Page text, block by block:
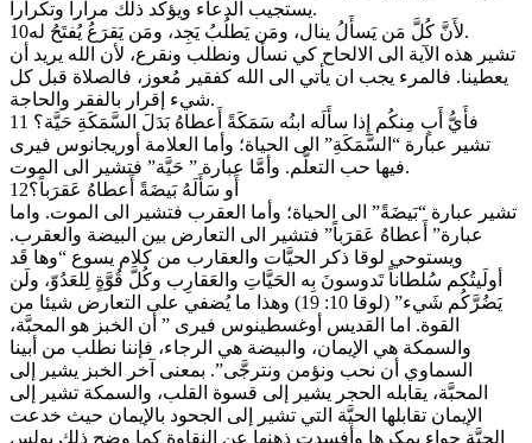
يستجيب الدعاء ويؤكد ذلك مرارا وتكرارا.
10لأَنَّ كُلَّ مَن يَسأَلُ ينال، ومَن يَطلُبُ يَجِد، ومَن يَقرَعُ يُفتَحُ له.
تشير هذه الآية الى الالحاح كي نسأل ونطلب ونقرع، لأن الله يريد أن
يعطينا. فالمرء يجب ان يأتي الى الله كفقير مُعوز، فالصلاة قبل كل
شيء إقرار بالفقر والحاجة.
11 فأَيُّ أَبٍ مِنكُم إِذا سأَلَه ابنُه سَمَكَةً أَعطاهُ بَدَلَ السَّمَكَةِ حَيَّة؟
تشير عبارة “السَّمَكَةِ” الى الحياة؛ وأما العلامة أوريجانوس فيرى
فيها حب التعلُّم. وأمَّا عبارة ” حَيَّة” فتشير الى الموت.
12أَو سَأَلَهُ بَيضَةً أَعطاهُ عَقرَباً؟
تشير عبارة “بَيضَةً” الى الحياة؛ وأما العقرب فتشير الى الموت. واما
عبارة” أَعطاهُ عَقرَباً” فتشير الى التعارض بين البيضة والعقرب.
ويستوحي لوقا ذكر الحيَّات والعقارب من كلام يسوع “وها قَد
أولَيتُكم سُلطاناً تَدوسونَ بِه الحَيَّاتِ والعَقارِب وكُلَّ قُوَّةٍ لِلعَدُوّ، ولَن
يَضُرَّكُم شَيء” (لوقا 10: 19) وهذا ما يُضفي على التعارض شيئا من
القوة. اما القديس أوغسطينوس فيرى ” أن الخبز هو المحبَّة،
والسمكة هي الإيمان، والبيضة هي الرجاء، فإننا نطلب من أبينا
السماوي أن نحب ونؤمن ونترجَّى”. بمعنى آخر الخبز يشير إلى
المحبَّة، يقابله الحجر يشير إلى قسوة القلب، والسمكة تشير إلى
الإيمان تقابلها الحيَّة التي تشير إلى الجحود بالإيمان حيث خدعت
الحيَّة حواء بمكرها وأفسدت ذهنها عن النقاوة كما وضح ذلك بولس